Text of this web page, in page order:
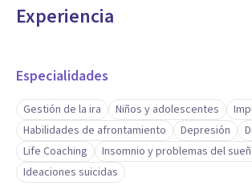
Experiencia
Especialidades
Gestión de la ira Niños y adolescentes
Habilidades de afrontamiento
Depresión
Life Coaching
Insomnio y problemas del
Ideaciones suicidas